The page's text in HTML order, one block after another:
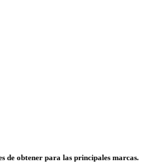
de obtener para las principales marcas.